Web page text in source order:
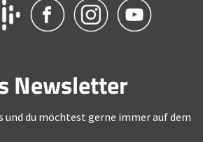
Newsletter
du möchtest gerne immer auf dem